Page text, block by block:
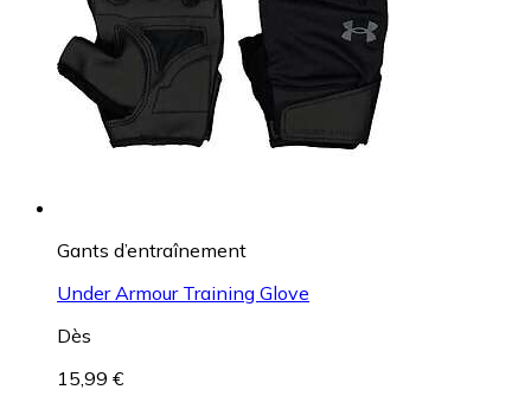
Gants d’entraînement
Under Armour Training Glove
Dès
15,99 €